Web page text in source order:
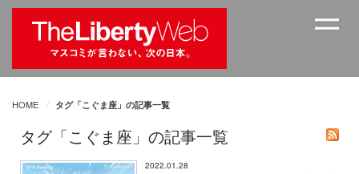
HOME タグ「こぐま座」の記事一覧
タグ「こぐま座」の記事一覧
2022.01.28